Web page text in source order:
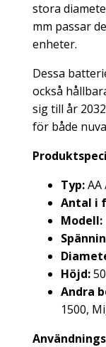
stora
mm passar
enheter.
Dessa
också
sig till år
för både
Typ:AA
Antal i
Modell:
Höjd:
Andra
1500,